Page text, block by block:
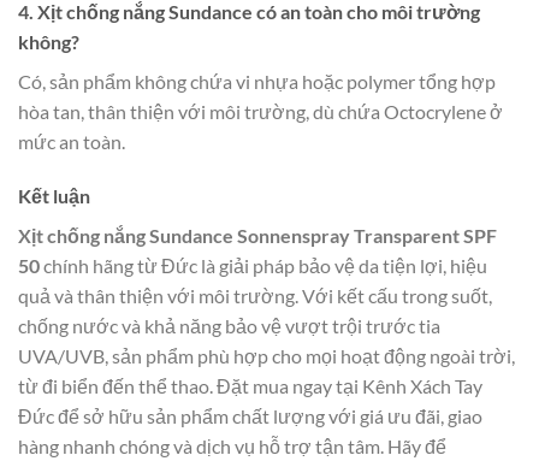
4. Xịt chống nắng Sundance có an toàn cho môi trường
không?
Có, sản phẩm không chứa vi nhựa hoặc polymer tổng hợp
hòa tan, thân thiện với môi trường, dù chứa Octocrylene ở
mức an toàn.
Kết luận
Xịt chống nắng Sundance Sonnenspray Transparent SPF
50chính hãng từ Đức là giải pháp bảo vệ da tiện lợi, hiệu
quả và thân thiện với môi trường. Với kết cấu trong suốt,
chống nước và khả năng bảo vệ vượt trội trước tia
UVA/UVB, sản phẩm phù hợp cho mọi hoạt động ngoài trời,
từ đi biển đến thể thao. Đặt mua ngay tại Kênh Xách Tay
Đức để sở hữu sản phẩm chất lượng với giá ưu đãi, giao
hàng nhanh chóng và dịch vụ hỗ trợ tận tâm. Hãy để